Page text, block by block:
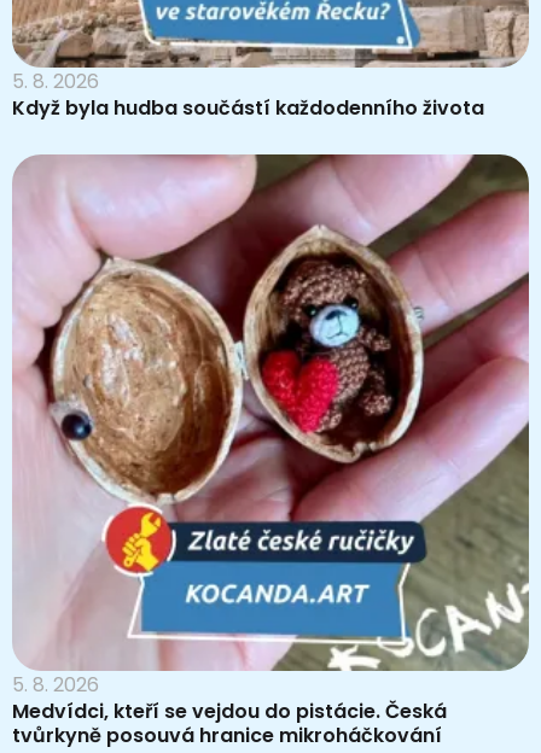
5. 8. 2026
Když byla hudba součástí každodenního života
5. 8. 2026
Medvídci, kteří se vejdou do pistácie. Česká
tvůrkyně posouvá hranice mikroháčkování